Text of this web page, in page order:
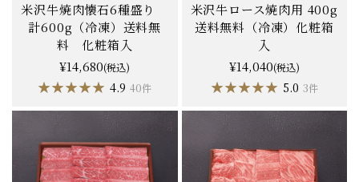
米沢牛焼肉懐石6種盛り
計600g（冷凍）送料無
料 化粧箱入
¥14,680(税込)
★★★★★
★★★★★ 4.9 40件
米沢牛ロース焼肉用 400g
送料無料（冷凍）化粧箱
入
¥14,040(税込)
★★★★★
★★★★★ 5.0 3件